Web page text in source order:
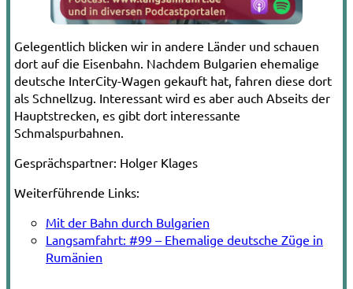
Gelegentlich blicken wir in andere Länder und schauen
dort auf die Eisenbahn. Nachdem Bulgarien ehemalige
deutsche InterCity-Wagen gekauft hat, fahren diese dort
als Schnellzug. Interessant wird es aber auch Abseits der
Hauptstrecken, es gibt dort interessante
Schmalspurbahnen.
Gesprächspartner: Holger Klages
Weiterführende Links:
Mit der Bahn durch Bulgarien
Langsamfahrt: #99 – Ehemalige deutsche Züge in
Rumänien